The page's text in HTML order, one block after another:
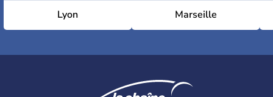
Lyon Marseille